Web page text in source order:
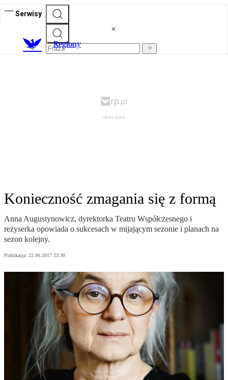
Serwisy
Regiony
Konieczność zmagania się z formą
Anna Augustynowicz, dyrektorka Teatru Współczesnego i
reżyserka opowiada o sukcesach w mijającym sezonie i planach na
sezon kolejny.
Publikacja: 22.06.2017 23:30